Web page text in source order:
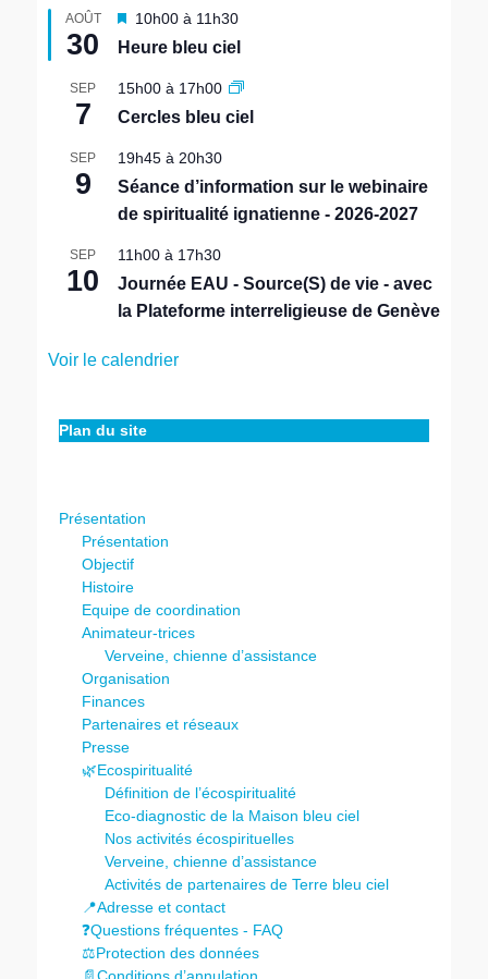
AOÛT
30
M
s
e
a
a
n
10h00 à 11h30
Heure bleu ciel
SEP
7
15h00 à 17h00
Cercles bleu ciel
SEP
9
19h45 à 20h30
Séance d’information sur le webinaire
de spiritualité ignatienne - 2026-2027
SEP
10
11h00 à 17h30
Journée EAU - Source(S) de vie - avec
la Plateforme interreligieuse de Genève
Voir le calendrier
Plan du site
Présentation
Présentation
Objectif
Histoire
Equipe de coordination
Animateur-trices
Verveine, chienne d’assistance
Organisation
Finances
Partenaires et réseaux
Presse
🌿Ecospiritualité
Définition de l’écospiritualité
Eco-diagnostic de la Maison bleu ciel
Nos activités écospirituelles
Verveine, chienne d’assistance
Activités de partenaires de Terre bleu ciel
📍Adresse et contact
❓Questions fréquentes - FAQ
⚖️Protection des données
📄Conditions d’annulation